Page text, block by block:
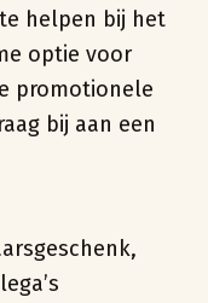
helpen bij het
optie voor
promotionele
bij aan een